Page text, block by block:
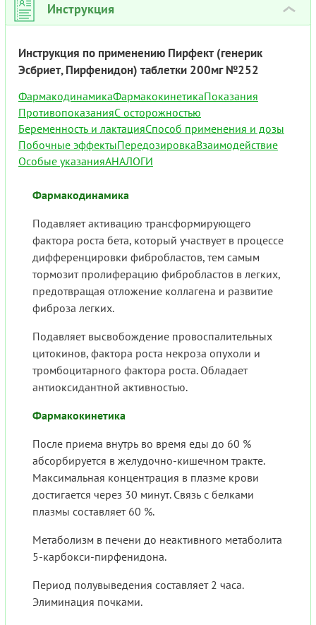
Инструкция ›
Инструкция по применению Пирфект (генерик
Эсбриет, Пирфенидон) таблетки 200мг №252
ФармакодинамикаФармакокинетикаПоказания
ПротивопоказанияС осторожностью
Беременность и лактацияСпособ применения и дозы
Побочные эффектыПередозировкаВзаимодействие
Особые указанияАНАЛОГИ
Фармакодинамика
Подавляет активацию трансформирующего
фактора роста бета, который участвует в процессе
дифференцировки фибробластов, тем самым
тормозит пролиферацию фибробластов в легких,
предотвращая отложение коллагена и развитие
фиброза легких.
Подавляет высвобождение провоспалительных
цитокинов, фактора роста некроза опухоли и
тромбоцитарного фактора роста. Обладает
антиоксидантной активностью.
Фармакокинетика
После приема внутрь во время еды до 60 %
абсорбируется в желудочно-кишечном тракте.
Максимальная концентрация в плазме крови
достигается через 30 минут. Связь с белками
плазмы составляет 60 %.
Метаболизм в печени до неактивного метаболита
5-карбокси-пирфенидона.
Период полувыведения составляет 2 часа.
Элиминация почками.